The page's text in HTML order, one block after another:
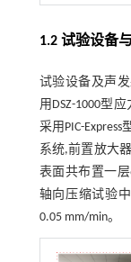
1.2 试验设备
试验设备及声
用DSZ-1000型
采用PIC-
系统,前置放大
表面共布置一
轴向压缩试验
0.05 mm/min。